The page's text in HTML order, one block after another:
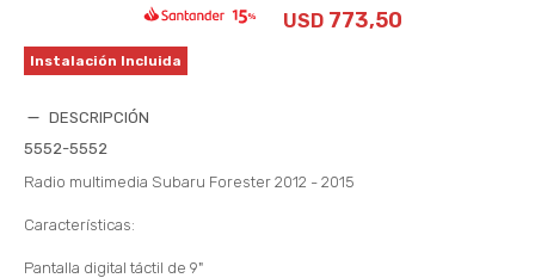
USD 773,50
Instalación Incluida
DESCRIPCIÓN
5552-5552
Radio multimedia Subaru Forester 2012 - 2015
Características:
Pantalla digital táctil de 9"